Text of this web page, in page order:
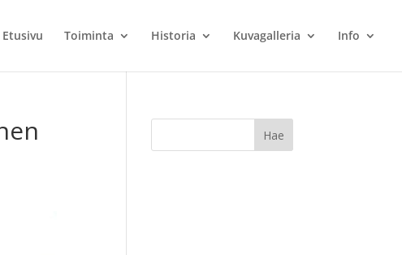
Etusivu Toiminta Historia Kuvagalleria Info